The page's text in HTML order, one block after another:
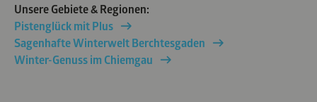
Unsere Gebiete & Regionen:
Pistenglück mit Plus
Sagenhafte Winterwelt Berchtesgaden
Winter-Genuss im Chiemgau